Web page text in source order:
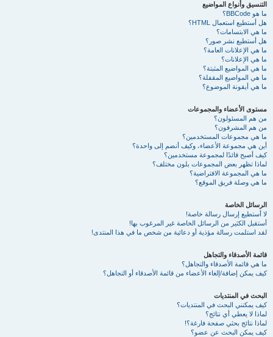
التنسيق وأنواع المواضيع
ما هو BBCode؟
هل أستطيع استعمال HTML؟
ما هي الابتسامات؟
هل أستطيع نشر صور؟
ما هي الإعلانات العامة؟
ما هي الإعلانات؟
ما هي المواضيع المثبتة؟
ما هي المواضيع المقفلة؟
ما هي أيقونة الموضوع؟
مستوى الأعضاء والمجموعات
من هم المسئولون؟
من هم المشرفون؟
ما هي مجموعات المستخدمين؟
أين هي مجموعة الأعضاء، وكيف أنضم إلى واحدة؟
كيف أصبح قائدًا لمجموعة مستخدمين؟
لماذا تظهر بعض المجموعات بلون مختلف؟
ما هي المجموعة الافتراضية؟
ما هي وصلة فريق الموقع؟
الرسائل الخاصة
لا أستطيع إرسال رسالة خاصة!
أستقبل الكثير من الرسائل الخاصة غير المرغوب بها!
لقد استلمت رسالة مؤذية أو دعائية من شخص ما في هذا المنتدى!
قائمة الأصدقاء والتجاهل
ما هي قائمة الأصدقاء والتجاهل؟
كيف يمكن إضافة/إلغاء الأعضاء من قائمة الأصدقاء أو التجاهل؟
البحث في المنتديات
كيف يمكنني البحث في المنتديات؟
لماذا لا يعطي أي نتائج؟
لماذا نتائج بحثي صفحة فارغة؟!
كيف يمكن البحث عن عضو؟